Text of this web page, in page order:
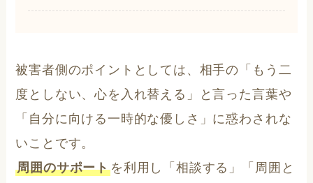
被害者側のポイントとしては、相手の「もう二
度としない、心を入れ替える」と言った言葉や
「自分に向ける一時的な優しさ」に惑わされな
いことです。
周囲のサポートを利用し「相談する」「周囲と